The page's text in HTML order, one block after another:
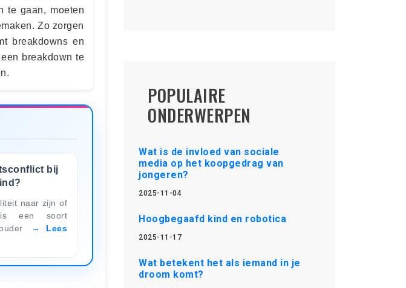
te gaan, moeten
Zo zorgen
breakdowns en
breakdown te
bij
naar zijn of
een soort
Lees
POPULAIRE
ONDERWERPEN
Wat is de invloed van sociale
media op het koopgedrag van
jongeren?
2025-11-04
Hoogbegaafd kind en robotica
2025-11-17
Wat betekent het als iemand in je
droom komt?